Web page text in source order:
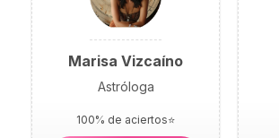
Marisa Vizcaíno
Astróloga
100% de aciertos⭐